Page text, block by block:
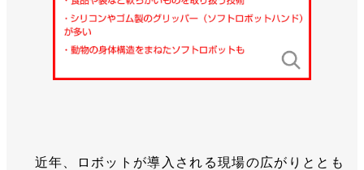
近年、ロボットが導入される現場の広がりととも